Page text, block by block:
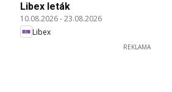
Libex leták
10.08.2026-23.08.2026
Libex
REKLAMA